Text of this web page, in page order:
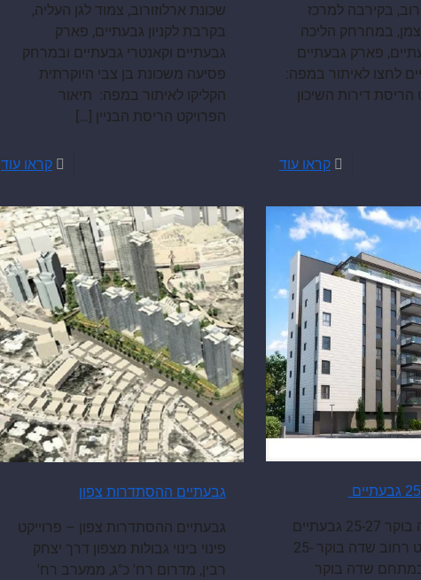
בקירבה למרכז
במחרחק הליכה
פארק גבעתיים
לחצו לאיתור במפה:
הריסת דירות השיכון
קראו עוד
שכונת ארלוזורוב, צמוד לגן העליה,
בקרבת לקניון גבעתיים, פארק
גבעתיים וקאנטרי גבעתיים ובמרחק
פסיעה משכונת בן צבי היוקרתית
הקליקו לאיתור במפה: תיאור
הפרויקט הריסת הבניין […]
קראו עוד
הפרוייקט: שדה בוקר 25-27 גבעתיים
מיקום הפרוייקט רחוב שדה בוקר 25-
במתחם שדה בוקר
גבעתיים ההסתדרות צפון
גבעתיים ההסתדרות צפון – פרוייקט
פינוי בינוי גבולות מצפון דרך יצחק
רבין, מדרום רח' כ"ג, ממערב רח'